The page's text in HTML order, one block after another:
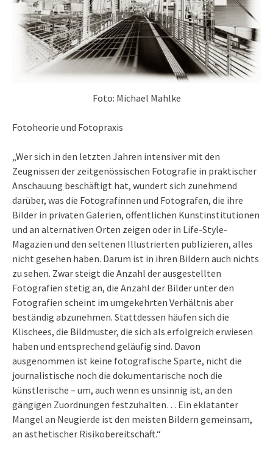
Foto: Michael Mahlke
Fotoheorie und Fotopraxis
„Wer sich in den letzten Jahren intensiver mit den
Zeugnissen der zeitgenössischen Fotografie in praktischer
Anschauung beschäftigt hat, wundert sich zunehmend
darüber, was die Fotografinnen und Fotografen, die ihre
Bilder in privaten Galerien, öffentlichen Kunstinstitutionen
und an alternativen Orten zeigen oder in Life-Style-
Magazien und den seltenen Illustrierten publizieren, alles
nicht gesehen haben. Darum ist in ihren Bildern auch nichts
zu sehen. Zwar steigt die Anzahl der ausgestellten
Fotografien stetig an, die Anzahl der Bilder unter den
Fotografien scheint im umgekehrten Verhältnis aber
beständig abzunehmen. Stattdessen häufen sich die
Klischees, die Bildmuster, die sich als erfolgreich erwiesen
haben und entsprechend geläufig sind. Davon
ausgenommen ist keine fotografische Sparte, nicht die
journalistische noch die dokumentarische noch die
künstlerische – um, auch wenn es unsinnig ist, an den
gängigen Zuordnungen festzuhalten… Ein eklatanter
Mangel an Neugierde ist den meisten Bildern gemeinsam,
an ästhetischer Risikobereitschaft.“